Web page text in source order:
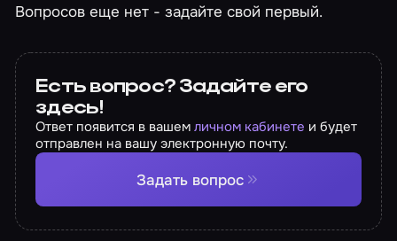
Вопросов еще нет - задайте свой первый.
Есть вопрос? Задайте его
здесь!
Ответ появится в вашемличном кабинете и будет
отправлен на вашу электронную почту.
Задать вопрос